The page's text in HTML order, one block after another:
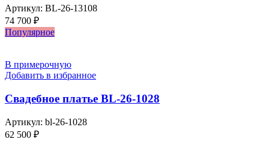
Артикул: BL-26-13108
74 700 ₽
Популярное
В примерочную
Добавить в избранное
Свадебное платье BL-26-1028
Артикул: bl-26-1028
62 500 ₽